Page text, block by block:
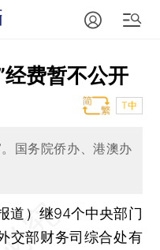
经费暂不公开
T中
国务院侨办、港澳办
道） 继94个中央部门
交部财务司综合处有